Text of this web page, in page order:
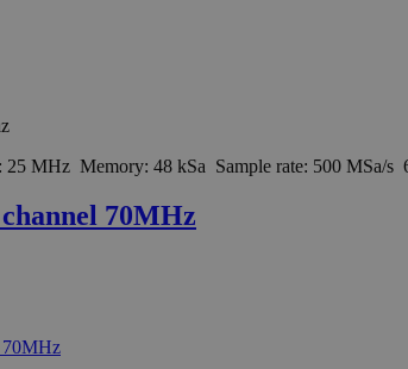
25 MHz Memory: 48 kSa Sample rate: 500 MSa/
70MHz